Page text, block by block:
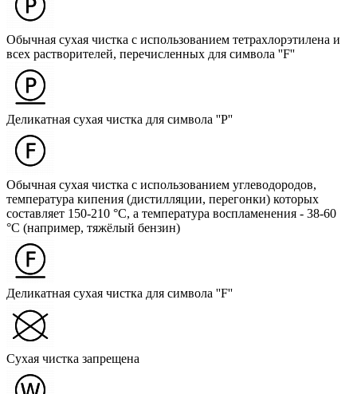
Обычная сухая чистка с использованием тетрахлорэтилена и
всех растворителей, перечисленных для символа ''F''
Деликатная сухая чистка для символа ''P''
Обычная сухая чистка с использованием углеводородов,
температура кипения (дистилляции, перегонки) которых
составляет 150-210 °C, а температура воспламенения - 38-60
°C (например, тяжёлый бензин)
Деликатная сухая чистка для символа ''F''
Сухая чистка запрещена